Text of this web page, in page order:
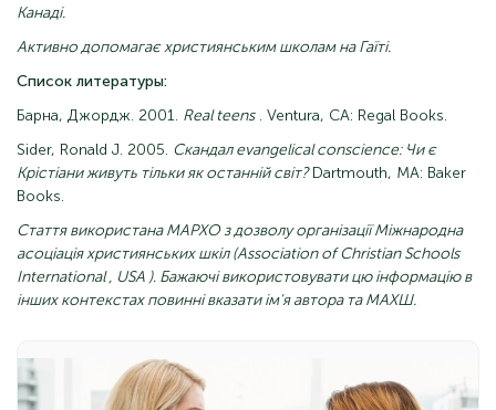
Канаді.
Активно допомагає християнським школам на Гаїті.
Список литературы:
Барна, Джордж. 2001. Real teens. Ventura, CA: Regal Books.
Sider, Ronald J. 2005. Скандал evangelical conscience: Чи є
Крістіани живуть тільки як останній світ?Dartmouth, MA: Baker
Books.
Стаття використана МАРХО з дозволу організаціїМіжнародна
асоціаціяхристиянськихшкіл (Associationof Christian Schools
International, USA ). Бажаючі використовувати цю інформацію в
інших контекстах повинні вказати ім'я автора та МАХШ.